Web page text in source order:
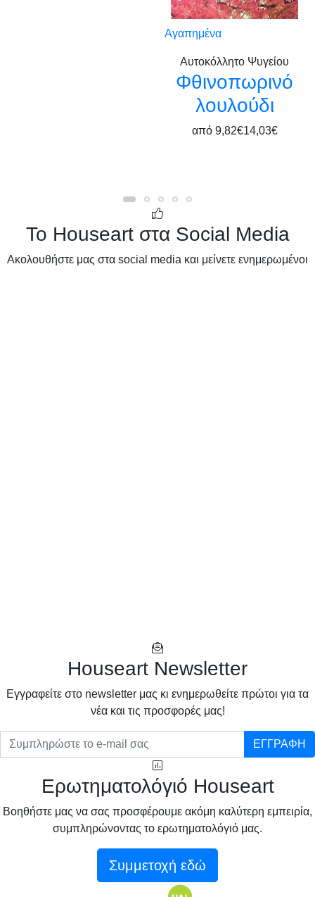
Αγαπημένα
Αυτοκόλλητο Ψυγείου
Φθινοπωρινό
λουλούδι
από 9,82€14,03€
Το Houseart στα Social Media
Ακολουθήστε μας στα social media και μείνετε ενημερωμένοι
Houseart Newsletter
Eγγραφείτε στο newsletter μας κι ενημερωθείτε πρώτοι για τα
νέα και τις προσφορές μας!
ΕΓΓΡΑΦΗ
Ερωτηματολόγιό Houseart
Βοηθήστε μας να σας προσφέρουμε ακόμη καλύτερη εμπειρία,
συμπληρώνοντας το ερωτηματολόγιό μας.
Συμμετοχή εδώ